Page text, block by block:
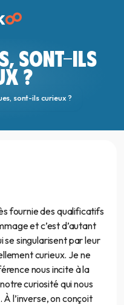
SONT-ILS
?
sont-ils curieux ?
fournie des qualificatifs
et c’est d’autant
se singularisent par leur
curieux. Je ne
nous incite à la
curiosité qui nous
l’inverse, on conçoit